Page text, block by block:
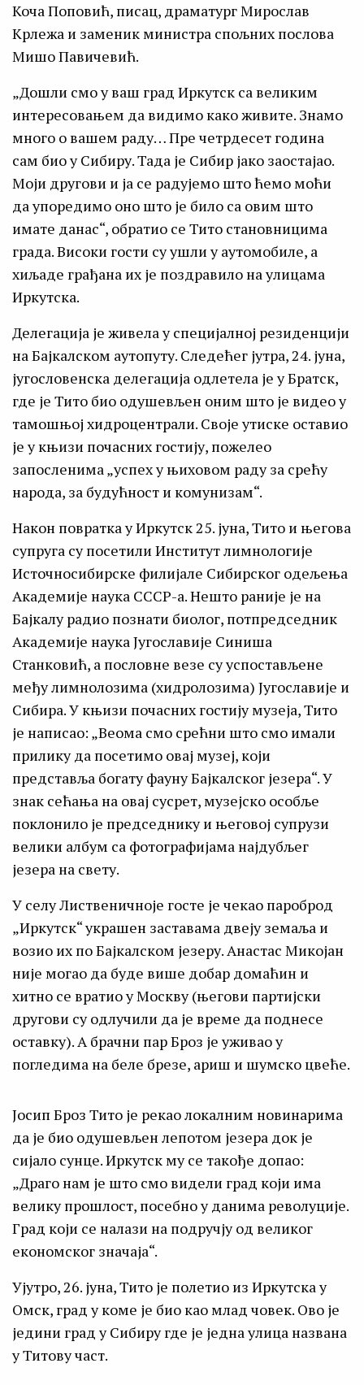
Коча Поповић, писац, драматург Мирослав
Крлежа и заменик министра спољних послова
Мишо Павичевић.
„Дошли смо у ваш град Иркутск са великим
интересовањем да видимо како живите. Знамо
много о вашем раду… Пре четрдесет година
сам био у Сибиру. Тада је Сибир јако заостајао.
Моји другови и ја се радујемо што ћемо моћи
да упоредимо оно што је било са овим што
имате данас“, обратио се Тито становницима
града. Високи гости су ушли у аутомобиле, а
хиљаде грађана их је поздравило на улицама
Иркутска.
Делегација је живела у специјалној резиденцији
на Бајкалском аутопуту. Следећег јутра, 24. јуна,
југословенска делегација одлетела је у Братск,
где је Тито био одушевљен оним што је видео у
тамошњој хидроцентрали. Своје утиске оставио
је у књизи почасних гостију, пожелео
запосленима „успех у њиховом раду за срећу
народа, за будућност и комунизам“.
Након повратка у Иркутск 25. јуна, Тито и његова
супруга су посетили Институт лимнологије
Источносибирске филијале Сибирског одељења
Академије наука СССР-а. Нешто раније је на
Бајкалу радио познати биолог, потпредседник
Академије наука Југославије Синиша
Станковић, а пословне везе су успостављене
међу лимнолозима (хидролозима) Југославије и
Сибира. У књизи почасних гостију музеја, Тито
је написао: „Веома смо срећни што смо имали
прилику да посетимо овај музеј, који
представља богату фауну Бајкалског језера“. У
знак сећања на овај сусрет, музејско особље
поклонило је председнику и његовој супрузи
велики албум са фотографијама најдубљег
језера на свету.
У селу Лиственичноје госте је чекао пароброд
„Иркутск“ украшен заставама двеју земаља и
возио их по Бајкалском језеру. Анастас Микојан
није могао да буде више добар домаћин и
хитно се вратио у Москву (његови партијски
другови су одлучили да је време да поднесе
оставку). А брачни пар Броз је уживао у
погледима на беле брезе, ариш и шумско цвеће.
Јосип Броз Тито је рекао локалним новинарима
да је био одушевљен лепотом језера док је
сијало сунце. Иркутск му се такође допао:
„Драго нам је што смо видели град који има
велику прошлост, посебно у данима револуције.
Град који се налази на подручју од великог
економског значаја“.
Ујутро, 26. јуна, Тито је полетио из Иркутска у
Омск, град у коме је био као млад човек. Ово је
једини град у Сибиру где је једна улица названа
у Титову част.